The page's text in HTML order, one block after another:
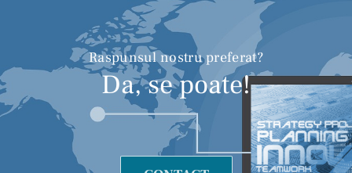
Raspunsul nostru preferat?
Da, se poate!